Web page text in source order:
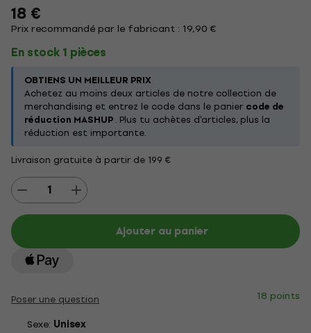
18 €
Prix recommandé par le fabricant : 19,90 €
En stock 1 pièces
OBTIENS UN MEILLEUR PRIX
Achetez au moins deux articles de notre collection de
merchandising et entrez le code dans le panier code de
réduction MASHUP. Plus tu achètes d'articles, plus la
réduction est importante.
Livraison gratuite à partir de 199 €
Ajouter au panier
Poser une question
18 points
Sexe: Unisex